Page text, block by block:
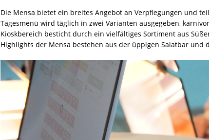
Die Mensa bietet ein breites Angebot an Verpflegungen und
Tagesmenü wird täglich in zwei Varianten ausgegeben,
Kioskbereich besticht durch ein vielfältiges Sortiment aus
Highlights der Mensa bestehen aus der üppigen Salatbar und